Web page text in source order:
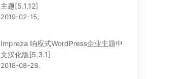
主题[5.1.12]
2019-02-15,
Impreza 响应式WordPress企业主题中
文汉化版[5.3.1]
2018-08-28,